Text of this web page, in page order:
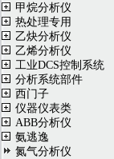
甲烷分析仪
热处理专用
乙炔分析仪
乙烯分析仪
工业DCS控制系统
分析系统部件
西门子
仪器仪表类
ABB分析仪
氨逃逸
氮气分析仪